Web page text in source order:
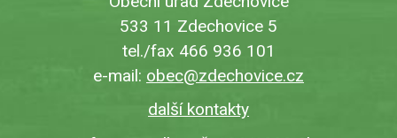
533 11 Zdechovice 5
tel./fax 466 936 101
e-mail: obec@zdechovice.cz
další kontakty